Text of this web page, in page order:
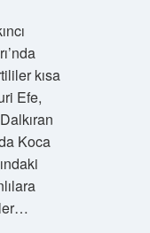
kısa
Efe,
Koca